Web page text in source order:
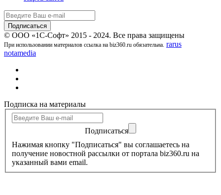
© ООО «1С-Софт» 2015 - 2024. Все права защищены
При использовании материалов ссылка на biz360.ru обязательна. rarus
notamedia
Подписка на материалы
Подписаться
Нажимая кнопку "Подписаться" вы соглашаетесь на
получение новостной рассылки от портала biz360.ru на
указанный вами email.